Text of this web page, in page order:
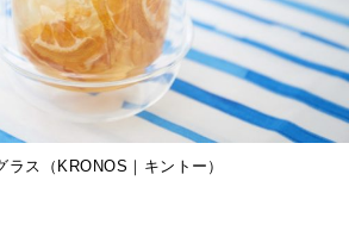
ス（KRONOS｜キントー）